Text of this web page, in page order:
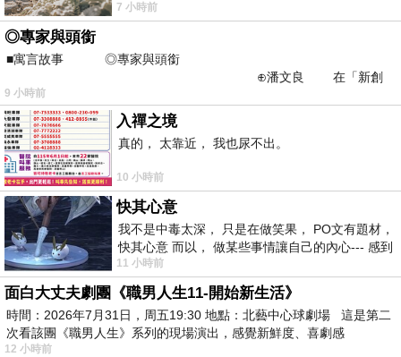
不是我的工作啊。 真
7 小時前
◎專家與頭銜
■寓言故事 ◎專家與頭銜
⊕潘文良 在「新創
之谷」裡——
9 小時前
入禪之境
真的， 太靠近， 我也尿不出。
10 小時前
快其心意
我不是中毒太深， 只是在做笑果， PO文有題材，
快其心意 而以， 做某些事情讓自己的內心--- 感到
愉快。
11 小時前
面白大丈夫劇團《職男人生11-開始新生活》
時間：2026年7月31日，周五19:30 地點：北藝中心球劇場 這是第二
次看該團《職男人生》系列的現場演出，感覺新鮮度、喜劇感
12 小時前